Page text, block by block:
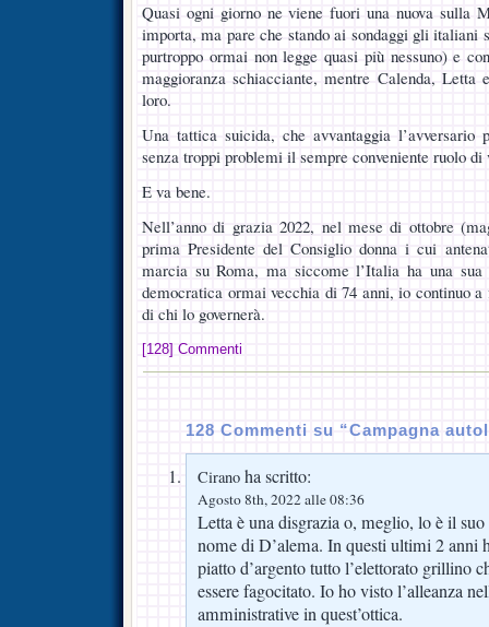
Quasi ogni giorno ne viene fuori una nuova sulla
importa, ma pare che stando ai sondaggi gli italiani
purtroppo ormai non legge quasi più nessuno) e
maggioranza schiacciante, mentre Calenda, Letta
loro.
Una tattica suicida, che avvantaggia
senza troppi problemi il sempre conveniente ruolo
E va bene.
Nell’anno di grazia 2022, nel mese di ottobre
prima Presidente del Consiglio donna i cui
marcia su Roma, ma siccome l’Italia ha una
democratica ormai vecchia di 74 anni, io continuo
di chi lo governerà.
[128] Commenti
128 Commenti su “Campagna
Cirano ha scritto:
Agosto 8th, 2022 alle 08:36
Letta è una disgrazia o, meglio, lo è il
nome di D’alema. In questi ultimi 2 anni
piatto d’argento tutto l’elettorato grillino
essere fagocitato. Io ho visto l’alleanza
amministrative in quest’ottica.